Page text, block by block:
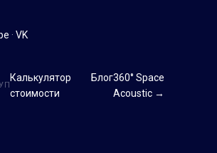
· VK
Калькулятор
стоимости
Блог360° Space
Acoustic →